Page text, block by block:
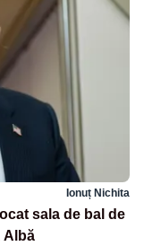
Ionuț Nichita
sala de bal de
Albă